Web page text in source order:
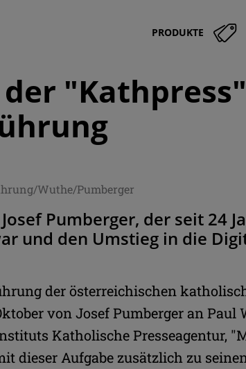
PRODUKTE
Wuthe/Pumberger
Pumberger, der seit 24
und den Umstieg in die
der österreichischen
von Josef Pumberger an Paul
Katholische Presseagentur,
dieser Aufgabe zusätzlich zu